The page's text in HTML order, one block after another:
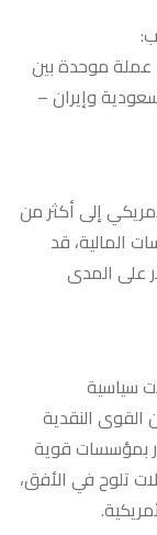
موحدة بين
وإيران –
إلى أكثر من
المالية، قد
على المدى
سياسية
القوى النقدية
بمؤسسات قوية
تلوح في الأفق،